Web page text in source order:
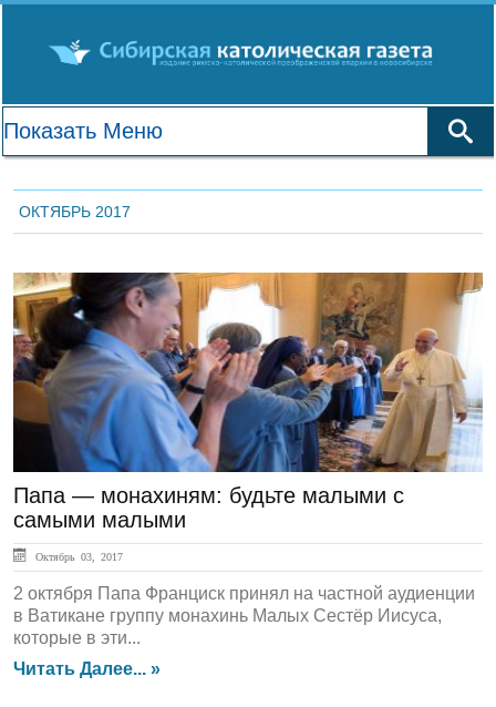
ОКТЯБРЬ 2017
ЛЕНТА НОВОСТЕЙ
Папа — монахиням: будьте малыми с
самыми малыми
Октябрь 03, 2017
2 октября Папа Франциск принял на частной аудиенции
в Ватикане группу монахинь Малых Сестёр Иисуса,
которые в эти...
Читать Далее... »